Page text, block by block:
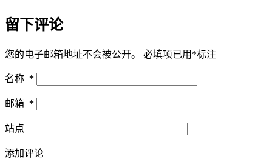
留下评论
您的电子邮箱地址不会被公开。 必填项已用 *标注
名称 *
邮箱 *
站点
添加评论